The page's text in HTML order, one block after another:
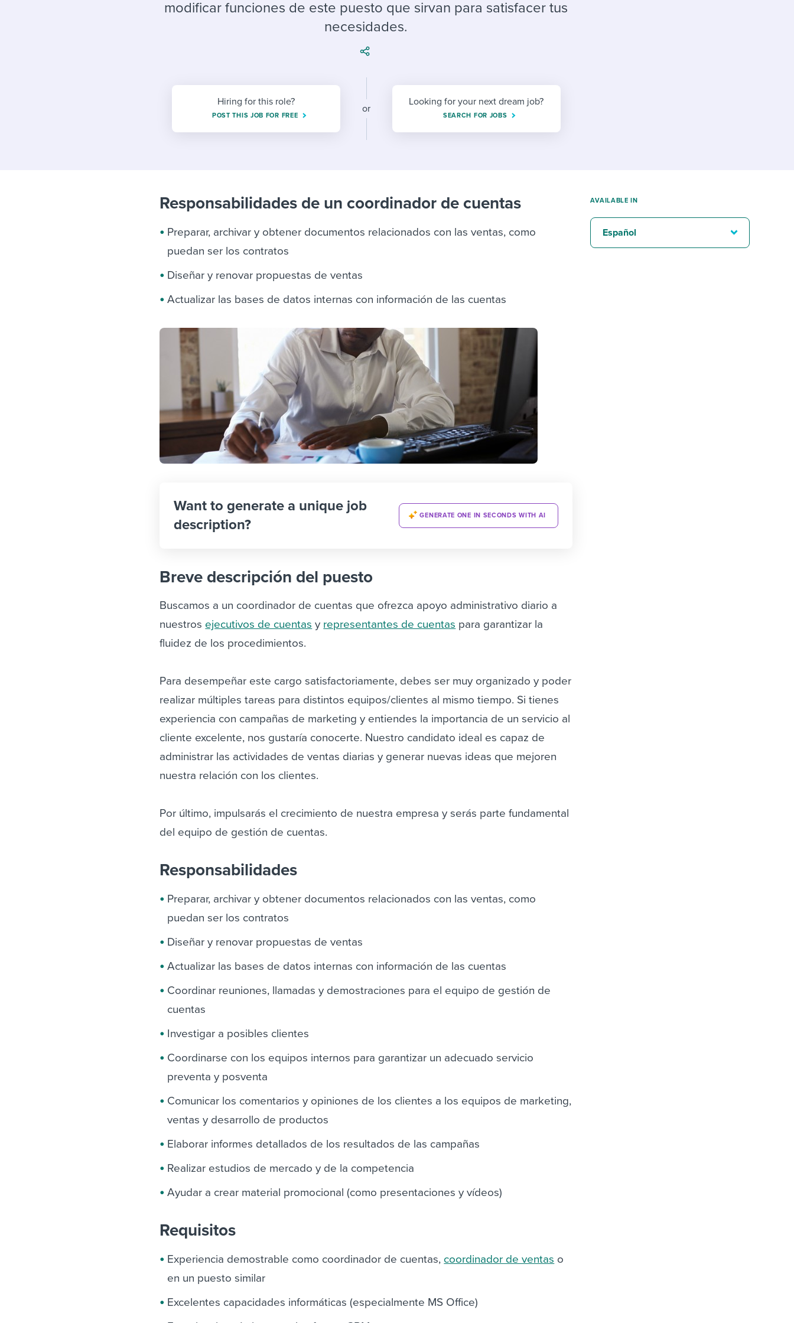
Candidate/employee experiences
Workable customer stories
Workable customer stories
Workable customer stories
modificar funciones de este puesto que sirvan para satisfacer tus
necesidades.
Hiring for this role?
POST THIS JOB FOR FREE
or
Looking for your next dream job?
SEARCH FOR JOBS
Responsabilidades de un coordinador de cuentas
Preparar, archivar y obtener documentos relacionados con las ventas, como
puedan ser los contratos
Diseñar y renovar propuestas de ventas
Actualizar las bases de datos internas con información de las cuentas
Want to generate a unique job
description?
GENERATE ONE IN SECONDS WITH AI
Breve descripción del puesto
Buscamos a un coordinador de cuentas que ofrezca apoyo administrativo diario a
nuestros ejecutivos de cuentas y representantes de cuentas para garantizar la
fluidez de los procedimientos.
Para desempeñar este cargo satisfactoriamente, debes ser muy organizado y poder
realizar múltiples tareas para distintos equipos/clientes al mismo tiempo. Si tienes
experiencia con campañas de marketing y entiendes la importancia de un servicio al
cliente excelente, nos gustaría conocerte. Nuestro candidato ideal es capaz de
administrar las actividades de ventas diarias y generar nuevas ideas que mejoren
nuestra relación con los clientes.
Por último, impulsarás el crecimiento de nuestra empresa y serás parte fundamental
del equipo de gestión de cuentas.
Responsabilidades
Preparar, archivar y obtener documentos relacionados con las ventas, como
puedan ser los contratos
Diseñar y renovar propuestas de ventas
Actualizar las bases de datos internas con información de las cuentas
Coordinar reuniones, llamadas y demostraciones para el equipo de gestión de
cuentas
Investigar a posibles clientes
Coordinarse con los equipos internos para garantizar un adecuado servicio
preventa y posventa
Comunicar los comentarios y opiniones de los clientes a los equipos de marketing,
ventas y desarrollo de productos
Elaborar informes detallados de los resultados de las campañas
Realizar estudios de mercado y de la competencia
Ayudar a crear material promocional (como presentaciones y vídeos)
Requisitos
Experiencia demostrable como coordinador de cuentas, coordinador de ventas o
en un puesto similar
Excelentes capacidades informáticas (especialmente MS Office)
AVAILABLE IN
Español